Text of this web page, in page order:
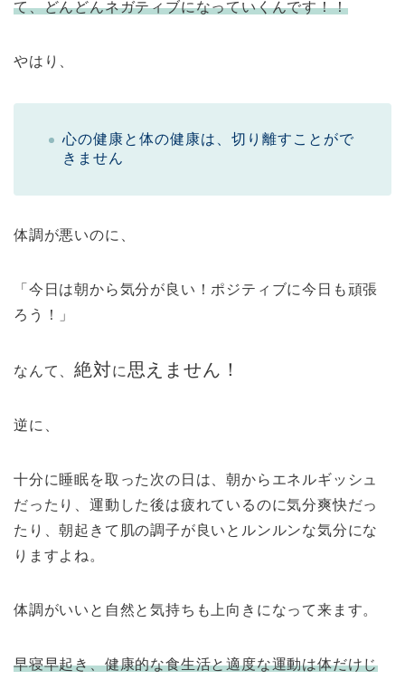
て、どんどんネガティブになっていくんです！！
やはり、
心の健康と体の健康は、切り離すことがで
きません
体調が悪いのに、
「今日は朝から気分が良い！ポジティブに今日も頑張
ろう！」
なんて、絶対に 思えません！
逆に、
十分に睡眠を取った次の日は、朝からエネルギッシュ
だったり、運動した後は疲れているのに気分爽快だっ
たり、朝起きて肌の調子が良いとルンルンな気分にな
りますよね。
体調がいいと自然と気持ちも上向きになって来ます。
早寝早起き、健康的な食生活と適度な運動は体だけじ